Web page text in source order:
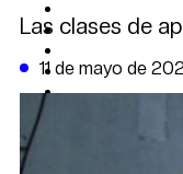
POLÍTICA
DATA FIRME
DE LA
Las clases de
11 de mayo de